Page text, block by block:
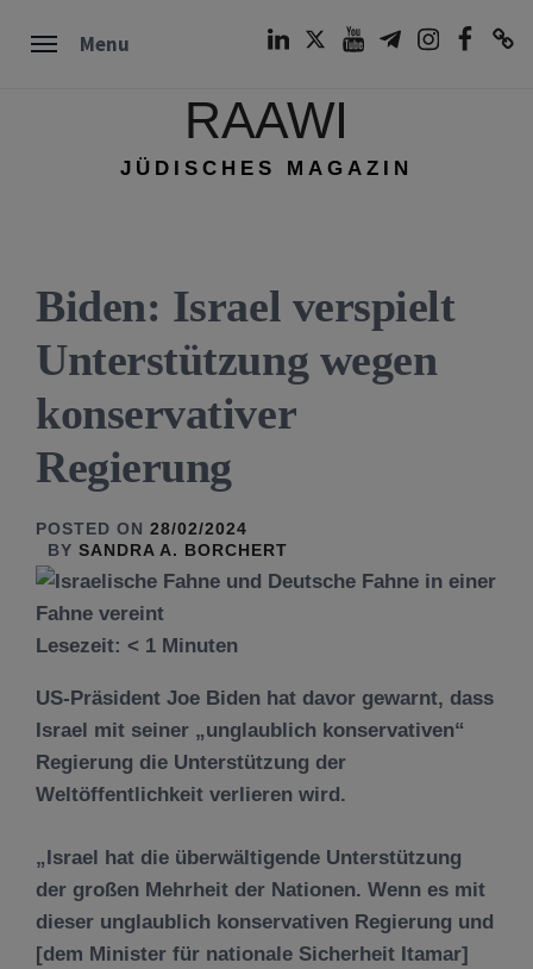
Menu
RAAWI
JÜDISCHES MAGAZIN
Biden: Israel verspielt
Unterstützung wegen
konservativer
Regierung
POSTED ON 28/02/2024
BY SANDRA A. BORCHERT
Lesezeit: < 1 Minuten
US-Präsident Joe Biden hat davor gewarnt, dass
Israel mit seiner „unglaublich konservativen“
Regierung die Unterstützung der
Weltöffentlichkeit verlieren wird.
„Israel hat die überwältigende Unterstützung
der großen Mehrheit der Nationen. Wenn es mit
dieser unglaublich konservativen Regierung und
[dem Minister für nationale Sicherheit Itamar]